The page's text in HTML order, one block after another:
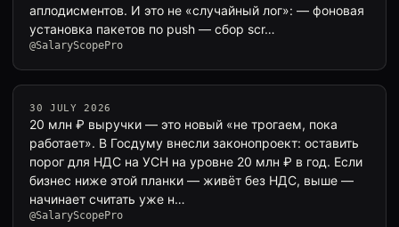
аплодисментов. И это не «случайный лог»: — фоновая
установка пакетов по push — сбор scr…
@SalaryScopePro
30 JULY 2026
20 млн ₽ выручки — это новый «не трогаем, пока
работает». В Госдуму внесли законопроект: оставить
порог для НДС на УСН на уровне 20 млн ₽ в год. Если
бизнес ниже этой планки — живёт без НДС, выше —
начинает считать уже н…
@SalaryScopePro